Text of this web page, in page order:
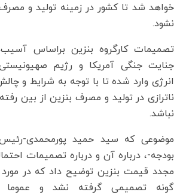
خواهد شد تا کشور در زمینه تولید و
نشود.
تصمیمات کارگروه بنزین براساس
جنایت جنگی آمریکا و رژیم
انرژی وارد شده تا با توجه به شرایط و
ناترازی در تولید و مصرف بنزین از بین
نباشد.
موضوعی که سید حمید پورمحمدی-رئیس
بودجه-، درباره آن و درباره تصمیمات
مجدد قیمت بنزین توضیح داد که در
گونه تصمیمی گرفته نشد و عموما